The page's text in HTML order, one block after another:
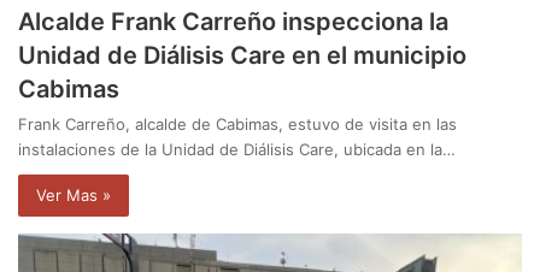
Alcalde Frank Carreño inspecciona la
Unidad de Diálisis Care en el municipio
Cabimas
Frank Carreño, alcalde de Cabimas, estuvo de visita en las
instalaciones de la Unidad de Diálisis Care, ubicada en la…
Ver Mas »